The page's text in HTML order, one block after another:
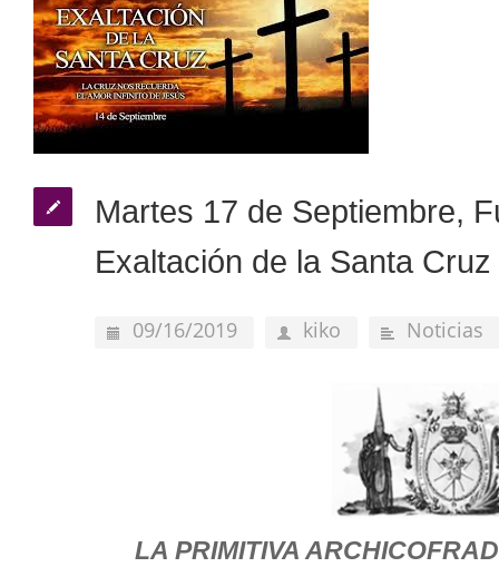
Martes 17 de Septiembre,
Exaltación de la Santa Cruz
09/16/2019 kiko Noticias
LA PRIMITIVA